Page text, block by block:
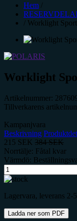
Hem /
/ Worklight
Worklight
Artikelnummer:
Tillverkarens
Kampanjvara
Beskrivning
215 SEK 384 SEK
Norrtälje: Fåtal kvar
Värmdö:
Lagervara, leverans 2-
Ladda ner som PDF